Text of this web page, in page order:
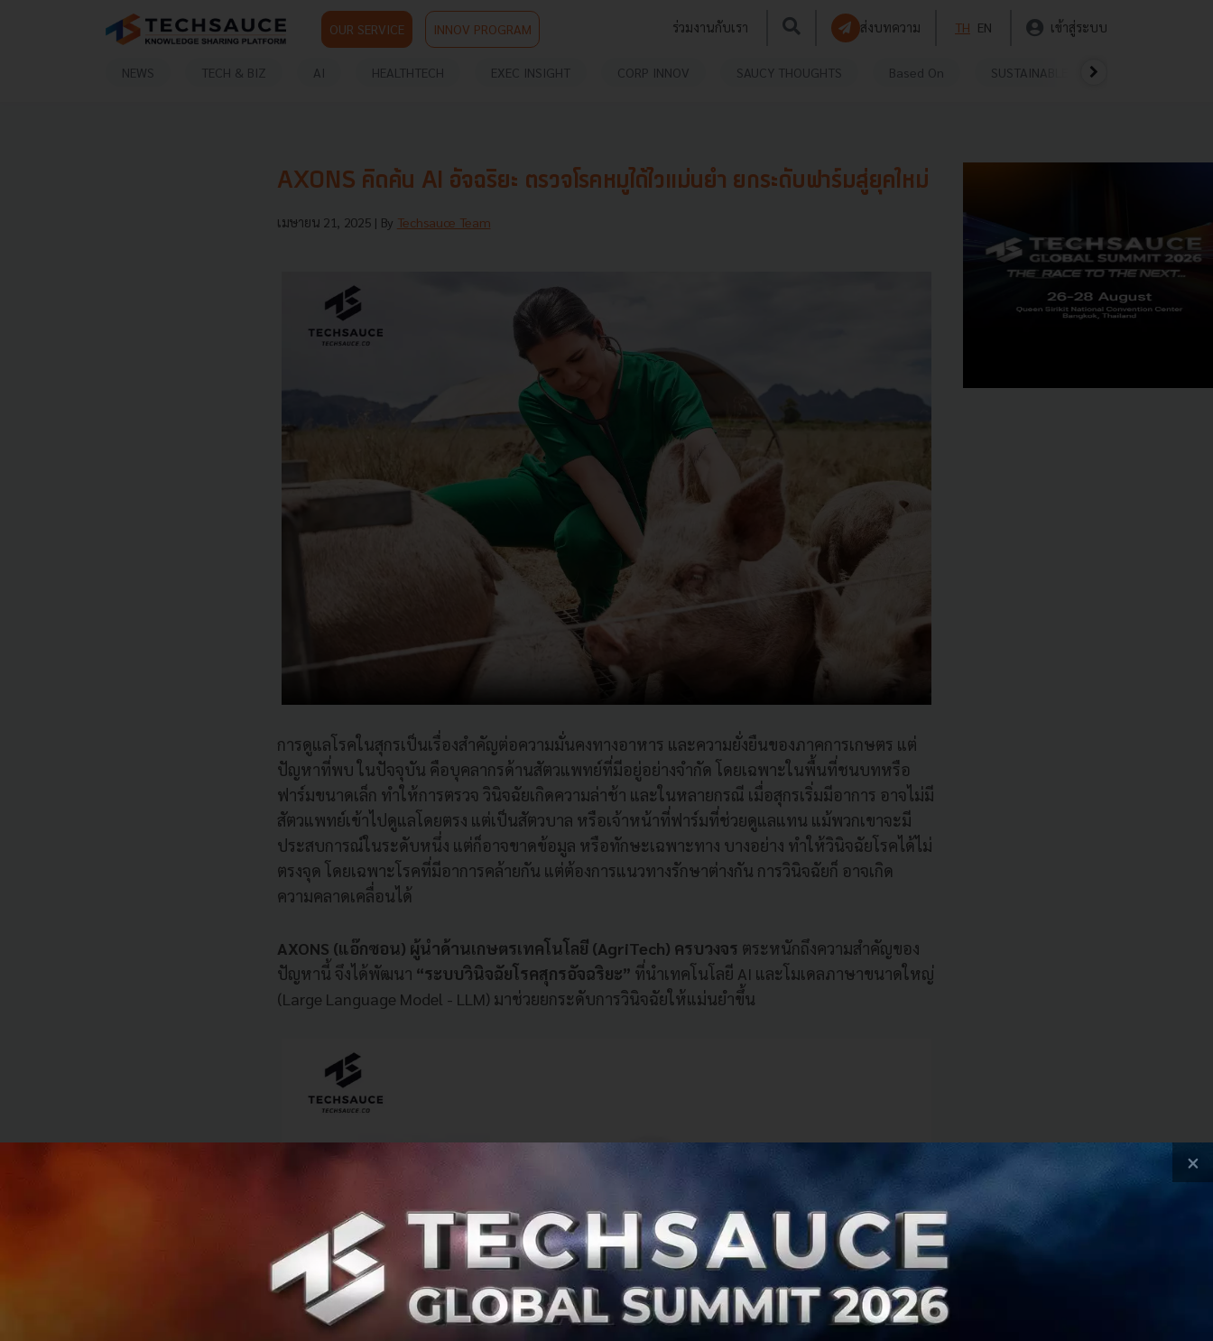
OUR SERVICE INNOV PROGRAM ร่วมงานกับเรา ส่งบทความ TH EN เข้าสู่ระบบ
NEWS TECH & BIZ AI HEALTHTECH EXEC INSIGHT CORP INNOV SAUCY THOUGHTS Based On SUSTAINABLE
AXONS คิดค้น AI อัจฉริยะ ตรวจโรคหมูได้ไวแม่นยำ ยกระดับฟาร์มสู่ยุคใหม่
เมษายน 21, 2025 | By Techsauce Team
การดูแลโรคในสุกรเป็นเรื่องสำคัญต่อความมั่นคงทางอาหาร และความยั่งยืนของภาคการเกษตร แต่
ปัญหาที่พบ ในปัจจุบัน คือบุคลากรด้านสัตวแพทย์ที่มีอยู่อย่างจำกัด โดยเฉพาะในพื้นที่ชนบทหรือ
ฟาร์มขนาดเล็ก ทำให้การตรวจ วินิจฉัยเกิดความล่าช้า และในหลายกรณี เมื่อสุกรเริ่มมีอาการ อาจไม่มี
สัตวแพทย์เข้าไปดูแลโดยตรง แต่เป็นสัตวบาล หรือเจ้าหน้าที่ฟาร์มที่ช่วยดูแลแทน แม้พวกเขาจะมี
ประสบการณ์ในระดับหนึ่ง แต่ก็อาจขาดข้อมูล หรือทักษะเฉพาะทาง บางอย่าง ทำให้วินิจฉัยโรคได้ไม่
ตรงจุด โดยเฉพาะโรคที่มีอาการคล้ายกัน แต่ต้องการแนวทางรักษาต่างกัน การวินิจฉัยก็ อาจเกิด
ความคลาดเคลื่อนได้
AXONS (แอ๊กซอน) ผู้นำด้านเกษตรเทคโนโลยี (AgriTech) ครบวงจร ตระหนักถึงความสำคัญของ
ปัญหานี้ จึงได้พัฒนา “ระบบวินิจฉัยโรคสุกรอัจฉริยะ” ที่นำเทคโนโลยี AI และโมเดลภาษาขนาดใหญ่
(Large Language Model - LLM) มาช่วยยกระดับการวินิจฉัยให้แม่นยำขึ้น
×